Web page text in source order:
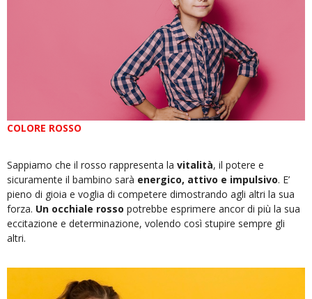
COLORE ROSSO
Sappiamo che il rosso rappresenta la vitalità, il potere e
sicuramente il bambino sarà energico, attivo e impulsivo. E’
pieno di gioia e voglia di competere dimostrando agli altri la sua
forza. Un occhiale rosso potrebbe esprimere ancor di più la sua
eccitazione e determinazione, volendo così stupire sempre gli
altri.